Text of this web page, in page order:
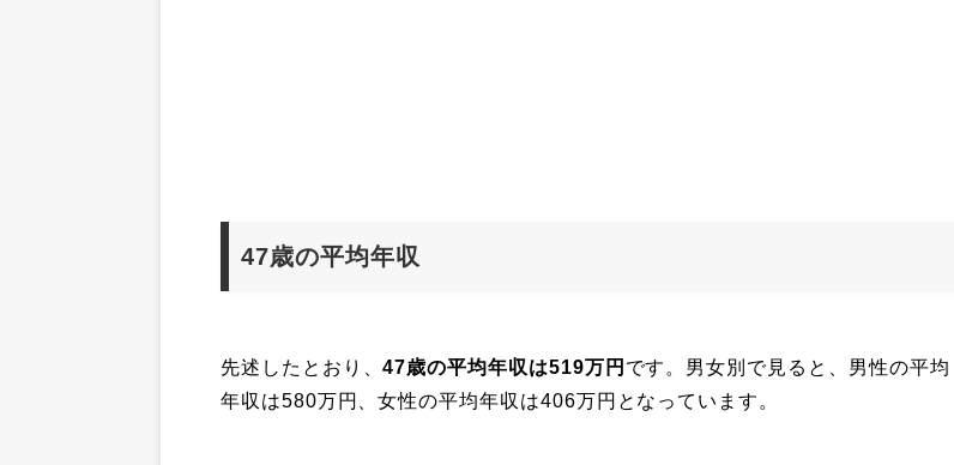
47歳の平均年収
先述したとおり、47歳の平均年収は519万円 です。男女別で見ると、男性の平均
年収は580万円、女性の平均年収は406万円となっています。